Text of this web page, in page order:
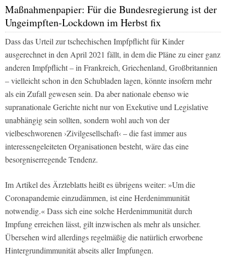
Maßnahmenpapier: Für die Bundesregierung ist der
Ungeimpften-Lockdown im Herbst fix
Dass das Urteil zur tschechischen Impfpflicht für Kinder
ausgerechnet in den April 2021 fällt, in dem die Pläne zu einer ganz
anderen Impfpflicht – in Frankreich, Griechenland, Großbritannien
– vielleicht schon in den Schubladen lagen, könnte insofern mehr
als ein Zufall gewesen sein. Da aber nationale ebenso wie
supranationale Gerichte nicht nur von Exekutive und Legislative
unabhängig sein sollten, sondern wohl auch von der
vielbeschworenen ›Zivilgesellschaft‹ – die fast immer aus
interessengeleiteten Organisationen besteht, wäre das eine
besorgniserregende Tendenz.
Im Artikel des Ärzteblatts heißt es übrigens weiter: »Um die
Coronapandemie einzudämmen, ist eine Herdenimmunität
notwendig.« Dass sich eine solche Herdenimmunität durch
Impfung erreichen lässt, gilt inzwischen als mehr als unsicher.
Übersehen wird allerdings regelmäßig die natürlich erworbene
Hintergrundimmunität abseits aller Impfungen.